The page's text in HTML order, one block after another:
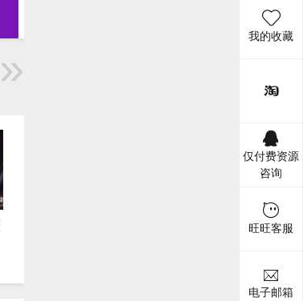
我的收藏
仅付费资源
咨询
旺旺客服
电子邮箱